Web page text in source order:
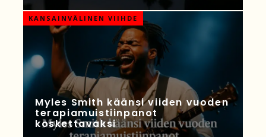
KANSAINVÄLINEN VIIHDE
Myles Smith käänsi viiden vuoden
terapiamuistiinpanot
koskettavaksi